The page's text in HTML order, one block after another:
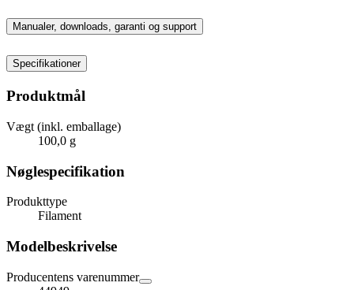
Manualer, downloads, garanti og support
Specifikationer
Produktmål
Vægt (inkl. emballage)
100,0 g
Nøglespecifikation
Produkttype
Filament
Modelbeskrivelse
Producentens varenummer